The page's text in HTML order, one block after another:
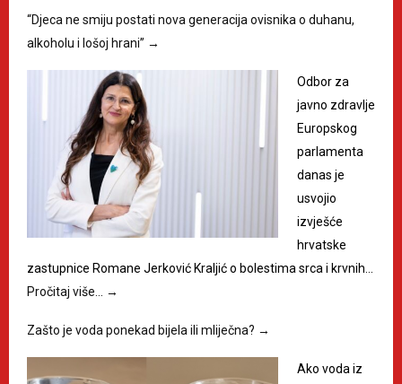
“Djeca ne smiju postati nova generacija ovisnika o duhanu,
alkoholu i lošoj hrani” →
Odbor za
javno zdravlje
Europskog
parlamenta
danas je
usvojio
izvješće
hrvatske
zastupnice Romane Jerković Kraljić o bolestima srca i krvnih…
Pročitaj više…
→
Zašto je voda ponekad bijela ili mliječna? →
Ako voda iz